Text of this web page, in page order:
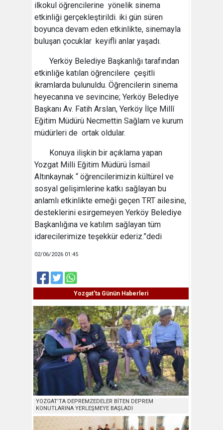
ilkokul öğrencilerine yönelik sinema
etkinliği gerçekleştirildi. iki gün süren
boyunca devam eden etkinlikte, sinemayla
buluşan çocuklar keyifli anlar yaşadı.
Yerköy Belediye Başkanlığı tarafından
etkinliğe katılan öğrencilere çeşitli
ikramlarda bulunuldu. Öğrencilerin sinema
heyecanına ve sevincine; Yerköy Belediye
Başkanı Av. Fatih Arslan, Yerköy İlçe Millî
Eğitim Müdürü Necmettin Sağlam ve kurum
müdürleri de ortak oldular.
Konuya ilişkin bir açıklama yapan
Yozgat Milli Eğitim Müdürü İsmail
Altınkaynak “ öğrencilerimizin kültürel ve
sosyal gelişimlerine katkı sağlayan bu
anlamlı etkinlikte emeği geçen TRT ailesine,
desteklerini esirgemeyen Yerköy Belediye
Başkanlığına ve katılım sağlayan tüm
idarecilerimize teşekkür ederiz.”dedi
02/06/2026 01:45
Yozgat'ta Günün Haberleri
YOZGAT’TA DEPREMZEDELER BİTEN DEPREM
KONUTLARINA YERLEŞMEYE BAŞLADI